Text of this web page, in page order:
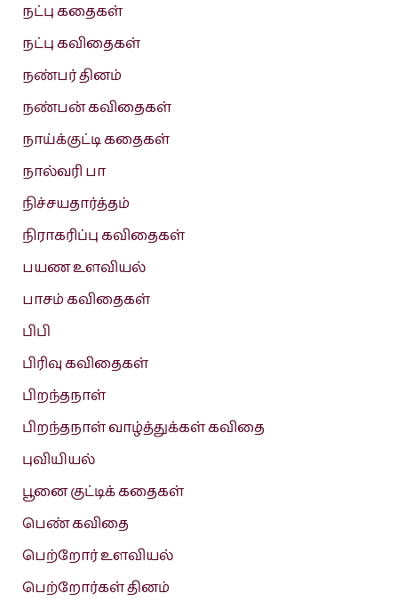
நட்பு கதைகள்
நட்பு கவிதைகள்
நண்பர் தினம்
நண்பன் கவிதைகள்
நாய்க்குட்டி கதைகள்
நால்வரி பா
நிச்சயதார்த்தம்
நிராகரிப்பு கவிதைகள்
பயண உளவியல்
பாசம் கவிதைகள்
பிபி
பிரிவு கவிதைகள்
பிறந்தநாள்
பிறந்தநாள் வாழ்த்துக்கள் கவிதை
புவியியல்
பூனை குட்டிக் கதைகள்
பெண் கவிதை
பெற்றோர் உளவியல்
பெற்றோர்கள் தினம்